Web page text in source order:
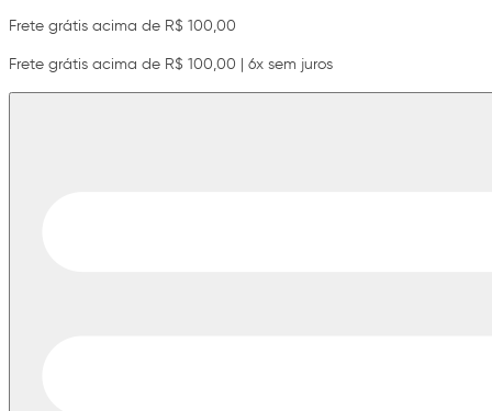
Frete grátis acima de R$ 100,00
Frete grátis acima de R$ 100,00 | 6x sem juros